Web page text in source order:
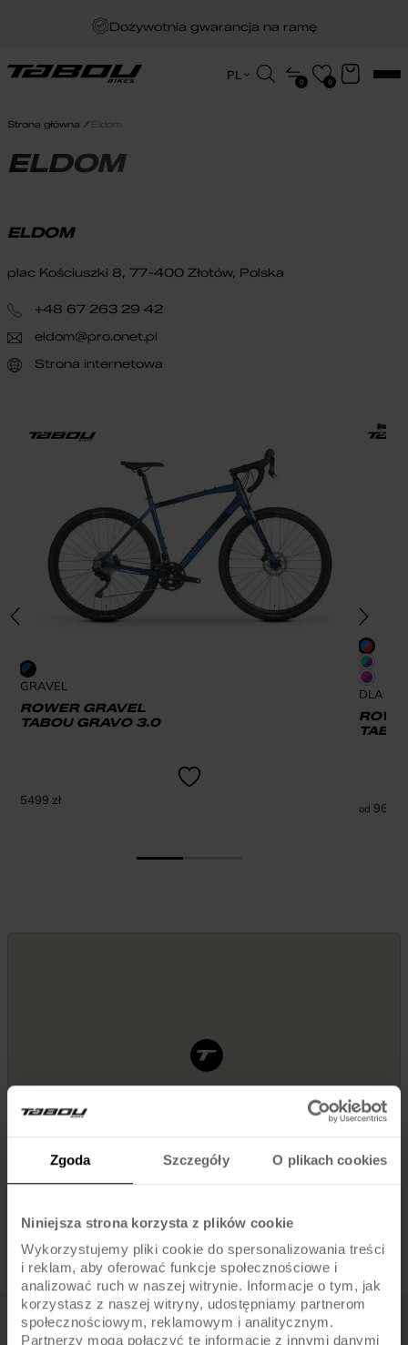
Zgoda Szczegóły O plikach cookies
Niniejsza strona korzysta z plików cookie
Wykorzystujemy pliki cookie do spersonalizowania treści
i reklam, aby oferować funkcje społecznościowe i
analizować ruch w naszej witrynie. Informacje o tym, jak
korzystasz z naszej witryny, udostępniamy partnerom
społecznościowym, reklamowym i analitycznym.
Partnerzy mogą połączyć te informacje z innymi danymi
Dożywotnia gwarancja na ramę
Darmowa dostawa
PL
Wyszukiwarka
produktów
0 0
Strona główna Eldom
ELDOM
GRAVEL
ROWER GRAVEL
TABOU GRAVO 3.0
5499 zł
DLA
od 969
ELDOM
plac Kościuszki 8, 77-400 Złotów, Polska
+48 67 263 29 42
eldom@pro.onet.pl
Strona internetowa
FIRMA